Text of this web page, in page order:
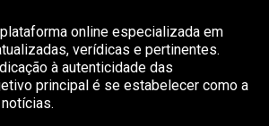
online especializada em
verídicas e pertinentes.
à autenticidade das
principal é se estabelecer como a